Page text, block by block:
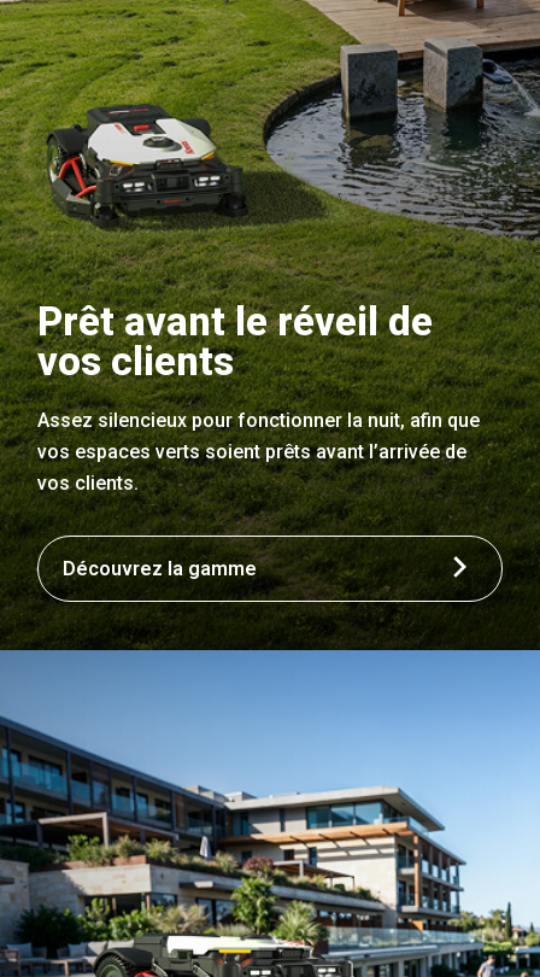
Prêt avant le réveil de
vos clients
Assez silencieux pour fonctionner la nuit, afin que
vos espaces verts soient prêts avant l’arrivée de
vos clients.
Découvrez la gamme